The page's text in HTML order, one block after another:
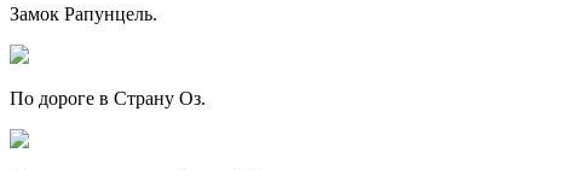
Замок Рапунцель.
По дороге в Страну Оз.